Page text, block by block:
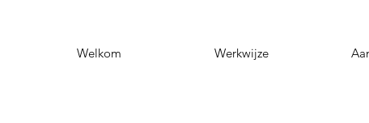
Welkom Werkwijze